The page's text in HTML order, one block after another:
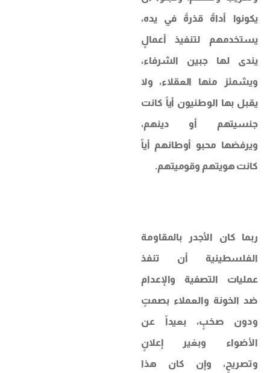
يكونوا أداةً قذرةً في يده،
يستخدمهم لتنفيذ أعمالٍ
يندى لها جبين الشرفاء،
ويشمئز منها العقلاء، ولا
يقبل بها الوطنيون أياً كانت
جنسيتهم أو دينهم،
ويرفضها محبو أوطانهم أياً
كانت هويتهم وقوميتهم.
ربما كان الأجدر بالمقاومة
الفلسطينية أن تنفذ
عمليات التصفية والإعدام
ضد الخونة والعملاء بصمتٍ
ودون صخبٍ، بعيداً عن
الأضواء وبغير إعلانٍ
وتصريحٍ، وإن كان هذا